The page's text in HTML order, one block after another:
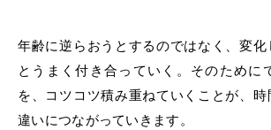
年齢に逆らおうとするのではなく、変
とうまく付き合っていく。そのために
を、コツコツ積み重ねていくことが、
違いにつながっていきます。